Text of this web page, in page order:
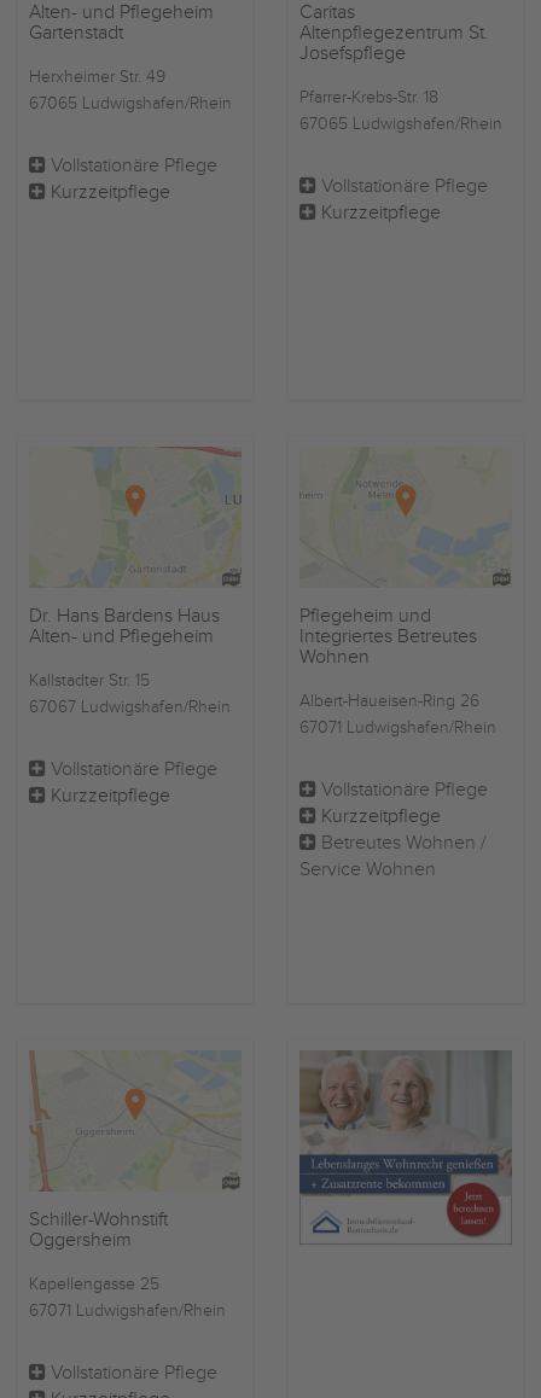
Alten- und Pflegeheim
Gartenstadt
Herxheimer Str. 49
67065 Ludwigshafen/Rhein
Vollstationäre Pflege
Kurzzeitpflege
Caritas
Altenpflegezentrum St.
Josefspflege
Pfarrer-Krebs-Str. 18
67065 Ludwigshafen/Rhein
Vollstationäre Pflege
Kurzzeitpflege
Dr. Hans Bardens Haus
Alten- und Pflegeheim
Kallstadter Str. 15
67067 Ludwigshafen/Rhein
Vollstationäre Pflege
Kurzzeitpflege
Pflegeheim und
Integriertes Betreutes
Wohnen
Albert-Haueisen-Ring 26
67071 Ludwigshafen/Rhein
Vollstationäre Pflege
Kurzzeitpflege
Betreutes Wohnen /
Service Wohnen
Schiller-Wohnstift
Oggersheim
Kapellengasse 25
67071 Ludwigshafen/Rhein
Vollstationäre Pflege